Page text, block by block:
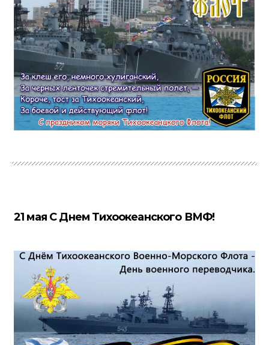
21 мая С Днем Тихоокеанского ВМФ!